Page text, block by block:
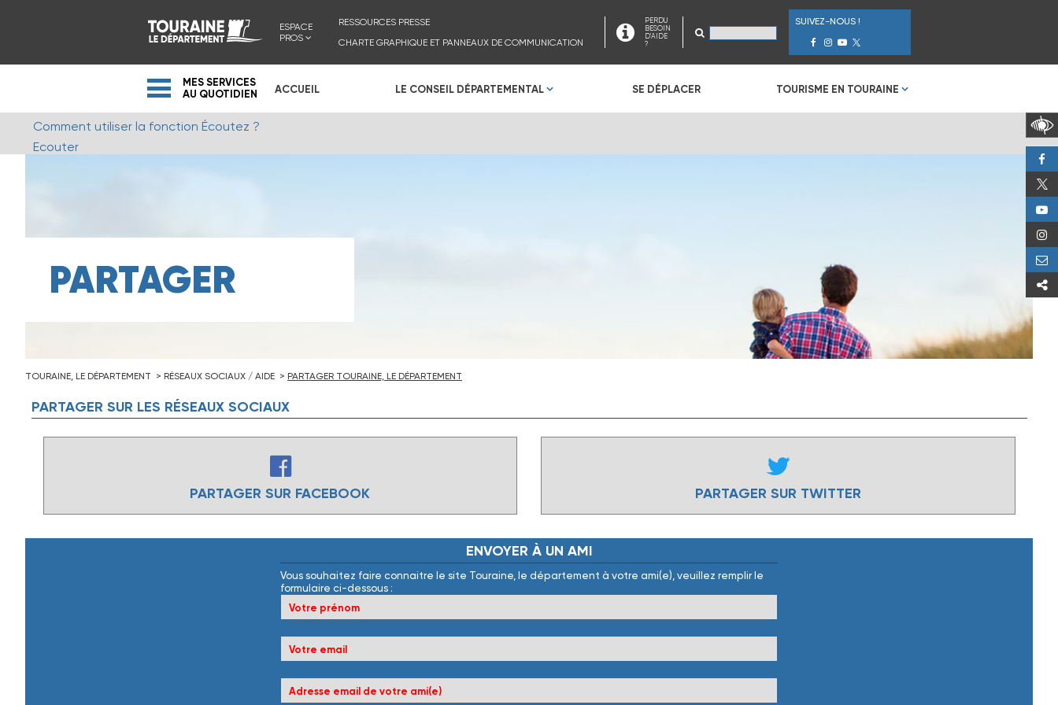
ESPACE
PROS
RESSOURCES PRESSE
CHARTE GRAPHIQUE ET PANNEAUX DE COMMUNICATION
PERDU
BESOIN
D'AIDE
?
SUIVEZ-NOUS !
MES SERVICES
AU QUOTIDIEN
ACCUEIL LE CONSEIL DÉPARTEMENTAL SE DÉPLACER TOURISME EN TOURAINE
Comment utiliser la fonction Écoutez ?
Ecouter
PARTAGER
TOURAINE, LE DÉPARTEMENT RÉSEAUX SOCIAUX / AIDE PARTAGER TOURAINE, LE DÉPARTEMENT
PARTAGER SUR LES RÉSEAUX SOCIAUX
PARTAGER SUR FACEBOOK PARTAGER SUR TWITTER
ENVOYER À UN AMI
Vous souhaitez faire connaitre le site Touraine, le département à votre ami(e), veuillez remplir le
formulaire ci-dessous :